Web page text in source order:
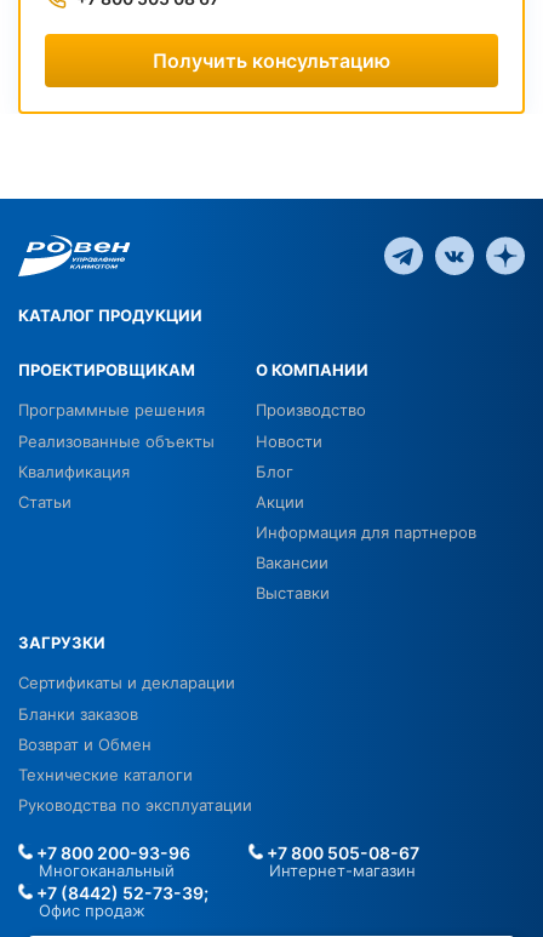
Получить консультацию
КАТАЛОГ ПРОДУКЦИИ
ПРОЕКТИРОВЩИКАМ
Программные решения
Реализованные объекты
Квалификация
Статьи
О КОМПАНИИ
Производство
Новости
Блог
Акции
Информация для партнеров
Вакансии
Выставки
ЗАГРУЗКИ
Сертификаты и декларации
Бланки заказов
Возврат и Обмен
Технические каталоги
Руководства по эксплуатации
+7 800 200-93-96
Многоканальный
+7 800 505-08-67
Интернет-магазин
+7 (8442) 52-73-39;
Офис продаж